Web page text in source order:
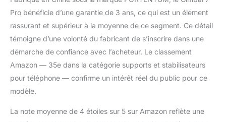
Pro bénéficie d’une garantie de 3 ans, ce qui est un élément
rassurant et supérieur à la moyenne de ce segment. Ce détail
témoigne d’une volonté du fabricant de s’inscrire dans une
démarche de confiance avec l’acheteur. Le classement
Amazon — 35e dans la catégorie supports et stabilisateurs
pour téléphone — confirme un intérêt réel du public pour ce
modèle.
La note moyenne de 4 étoiles sur 5 sur Amazon reflète une